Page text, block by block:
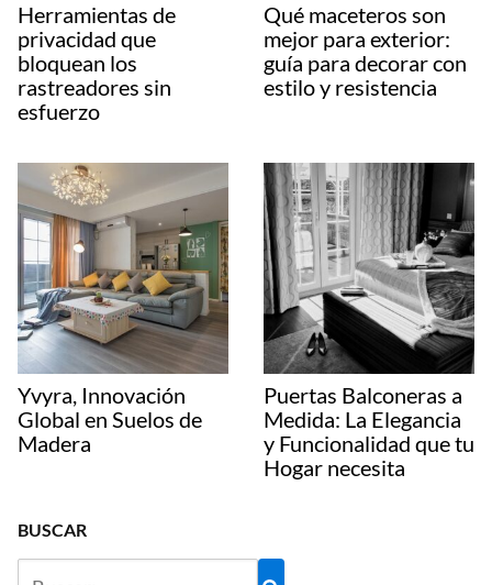
Herramientas de
privacidad que
bloquean los
rastreadores sin
esfuerzo
Qué maceteros son
mejor para exterior:
guía para decorar con
estilo y resistencia
Yvyra, Innovación
Global en Suelos de
Madera
Puertas Balconeras a
Medida: La Elegancia
y Funcionalidad que tu
Hogar necesita
BUSCAR